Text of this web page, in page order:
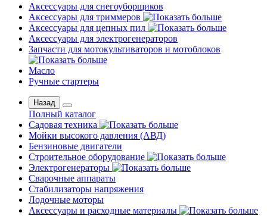
Аксессуары для снегоуборщиков
Аксессуары для триммеров
Аксессуары для цепных пил
Аксессуары для электрогенераторов
Запчасти для мотокультиваторов и мотоблоков
Масло
Ручные стартеры
Назад
Полный каталог
Садовая техника
Мойки высокого давления (АВД)
Бензиновые двигатели
Строительное оборудование
Электрогенераторы
Сварочные аппараты
Стабилизаторы напряжения
Лодочные моторы
Аксессуары и расходные материалы